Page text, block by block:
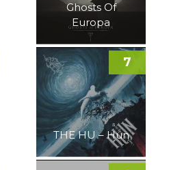
Ghosts Of
Europa
THE HU – Hun
7